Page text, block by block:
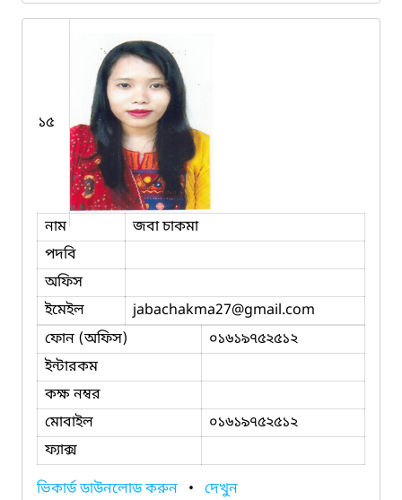
১৫
নাম
জবা চাকমা
পদবি
অফিস
ইমেইল
jabachakma27@gmail.com
ফোন (অফিস)
০১৬১৯৭৫২৫১২
ইন্টারকম
কক্ষ নম্বর
মোবাইল
০১৬১৯৭৫২৫১২
ফ্যাক্স
ভিকার্ড ডাউনলোড করুন • দেখুন